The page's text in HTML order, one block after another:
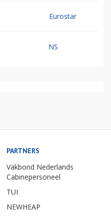
Eurostar
NS
PARTNERS
Vakbond Nederlands
Cabinepersoneel
TUI
NEWHEAP